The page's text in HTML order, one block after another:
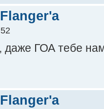
даже ГОА тебе